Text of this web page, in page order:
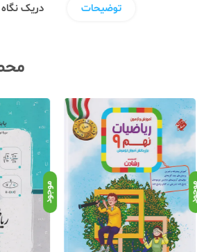
توضیحات دریک نگاه
موجود